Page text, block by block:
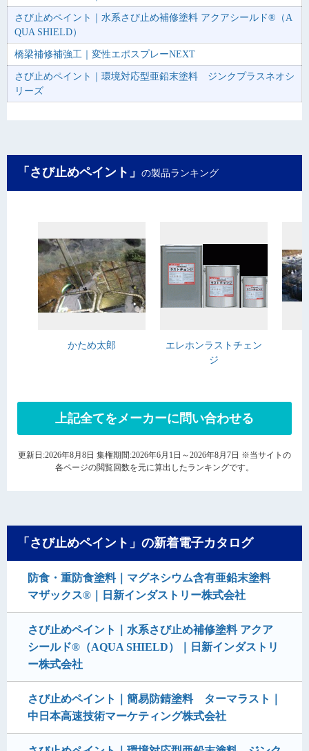
さび止めペイント｜水系さび止め補修塗料 アクアシールド®（A
QUA SHIELD）
橋梁補修補強工｜変性エポスプレーNEXT
さび止めペイント｜環境対応型亜鉛末塗料 ジンクプラスネオシ
リーズ
「さび止めペイント」 の製品ランキング
かため太郎
エレホンラストチェン
ジ
上記全てをメーカーに問い合わせる
更新日:2026年8月8日 集権期間:2026年6月1日～2026年8月7日 ※当サイトの
各ページの閲覧回数を元に算出したランキングです。
「さび止めペイント」の新着電子カタログ
防食・重防食塗料｜マグネシウム含有亜鉛末塗料
マザックス®｜日新インダストリー株式会社
さび止めペイント｜水系さび止め補修塗料 アクア
シールド®（AQUA SHIELD）｜日新インダストリ
ー株式会社
さび止めペイント｜簡易防錆塗料 ターマラスト｜
中日本高速技術マーケティング株式会社